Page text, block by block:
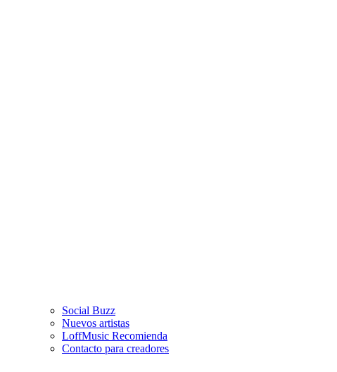
Social Buzz
Nuevos artistas
LoffMusic Recomienda
Contacto para creadores